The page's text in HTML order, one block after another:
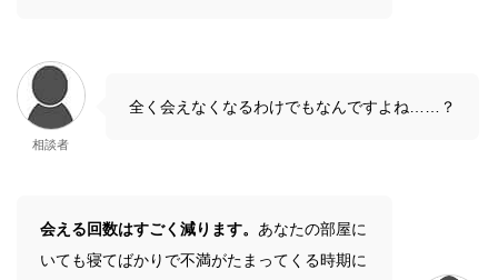
相談者
全く会えなくなるわけでもなんですよね……？
会える回数はすごく減ります。 あなたの部屋に
いても寝てばかりで不満がたまってくる時期に